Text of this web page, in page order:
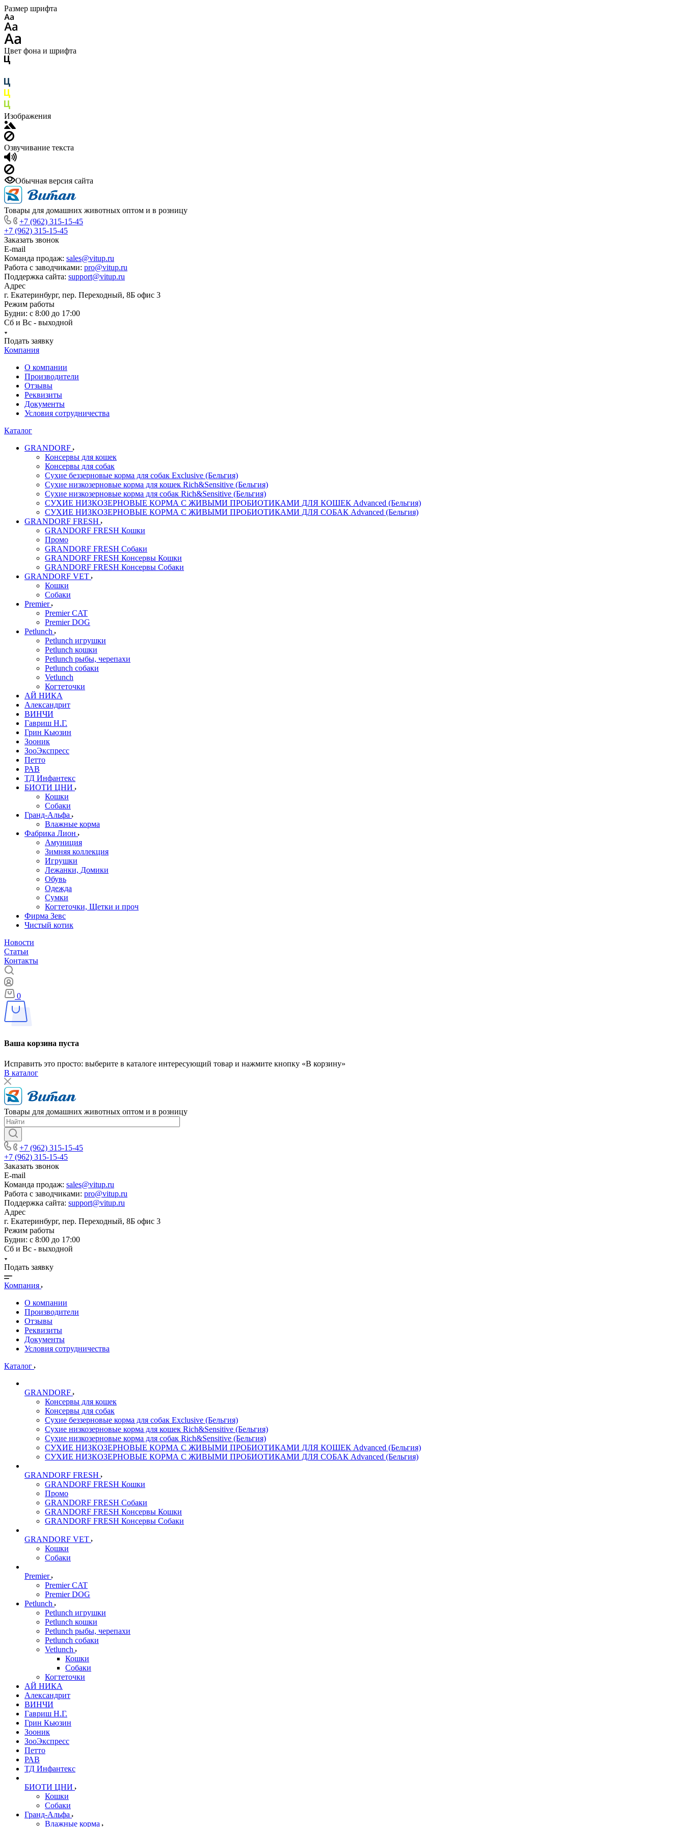
Размер шрифта
Цвет фона и шрифта
Изображения
Озвучивание текста
Обычная версия сайта
Товары для домашних животных оптом и в розницу
+7 (962) 315-15-45
+7 (962) 315-15-45
Заказать звонок
E-mail
Команда продаж: sales@vitup.ru
Работа с заводчиками: pro@vitup.ru
Поддержка сайта: support@vitup.ru
Адрес
г. Екатеринбург, пер. Переходный, 8Б офис 3
Режим работы
Будни: с 8:00 до 17:00
Сб и Вс - выходной
Подать заявку
Компания
О компании
Производители
Отзывы
Реквизиты
Документы
Условия сотрудничества
Каталог
GRANDORF
Консервы для кошек
Консервы для собак
Сухие беззерновые корма для собак Exclusive (Бельгия)
Сухие низкозерновые корма для кошек Rich&Sensitive (Бельгия)
Сухие низкозерновые корма для собак Rich&Sensitive (Бельгия)
СУХИЕ НИЗКОЗЕРНОВЫЕ КОРМА С ЖИВЫМИ ПРОБИОТИКАМИ ДЛЯ КОШЕК Advanced (Бельгия)
СУХИЕ НИЗКОЗЕРНОВЫЕ КОРМА С ЖИВЫМИ ПРОБИОТИКАМИ ДЛЯ СОБАК Advanced (Бельгия)
GRANDORF FRESH
GRANDORF FRESH Кошки
Промо
GRANDORF FRESH Собаки
GRANDORF FRESH Консервы Кошки
GRANDORF FRESH Консервы Собаки
GRANDORF VET
Кошки
Собаки
Premier
Premier CAT
Premier DOG
Petlunch
Petlunch игрушки
Petlunch кошки
Petlunch рыбы, черепахи
Petlunch собаки
Vetlunch
Когтеточки
АЙ НИКА
Александрит
ВИНЧИ
Гавриш Н.Г.
Грин Кьюзин
Зооник
ЗооЭкспресс
Петто
РАВ
ТД Инфантекс
БИОТИ ЦНИ
Кошки
Собаки
Гранд-Альфа
Влажные корма
Фабрика Лион
Амуниция
Зимняя коллекция
Игрушки
Лежанки, Домики
Обувь
Одежда
Сумки
Когтеточки, Щетки и проч
Фирма Зевс
Чистый котик
Новости
Статьи
Контакты
0
Ваша корзина пуста
Исправить это просто: выберите в каталоге интересующий товар и нажмите кнопку «В корзину»
В каталог
Товары для домашних животных оптом и в розницу
+7 (962) 315-15-45
+7 (962) 315-15-45
Заказать звонок
E-mail
Команда продаж: sales@vitup.ru
Работа с заводчиками: pro@vitup.ru
Поддержка сайта: support@vitup.ru
Адрес
г. Екатеринбург, пер. Переходный, 8Б офис 3
Режим работы
Будни: с 8:00 до 17:00
Сб и Вс - выходной
Подать заявку
Компания
О компании
Производители
Отзывы
Реквизиты
Документы
Условия сотрудничества
Каталог
GRANDORF
Консервы для кошек
Консервы для собак
Сухие беззерновые корма для собак Exclusive (Бельгия)
Сухие низкозерновые корма для кошек Rich&Sensitive (Бельгия)
Сухие низкозерновые корма для собак Rich&Sensitive (Бельгия)
СУХИЕ НИЗКОЗЕРНОВЫЕ КОРМА С ЖИВЫМИ ПРОБИОТИКАМИ ДЛЯ КОШЕК Advanced (Бельгия)
СУХИЕ НИЗКОЗЕРНОВЫЕ КОРМА С ЖИВЫМИ ПРОБИОТИКАМИ ДЛЯ СОБАК Advanced (Бельгия)
GRANDORF FRESH
GRANDORF FRESH Кошки
Промо
GRANDORF FRESH Собаки
GRANDORF FRESH Консервы Кошки
GRANDORF FRESH Консервы Собаки
GRANDORF VET
Кошки
Собаки
Premier
Premier CAT
Premier DOG
Petlunch
Petlunch игрушки
Petlunch кошки
Petlunch рыбы, черепахи
Petlunch собаки
Vetlunch
Кошки
Собаки
Когтеточки
АЙ НИКА
Александрит
ВИНЧИ
Гавриш Н.Г.
Грин Кьюзин
Зооник
ЗооЭкспресс
Петто
РАВ
ТД Инфантекс
БИОТИ ЦНИ
Кошки
Собаки
Гранд-Альфа
Влажные корма